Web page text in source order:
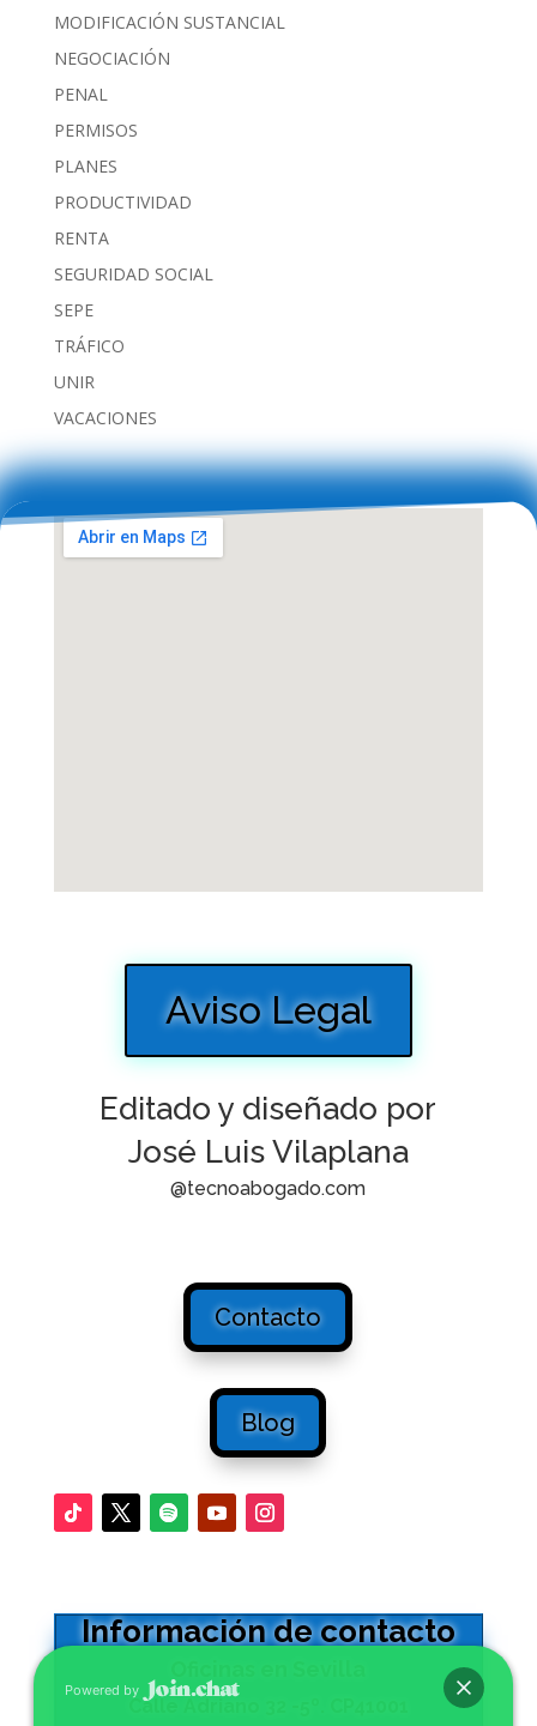
MODIFICACIÓN SUSTANCIAL
NEGOCIACIÓN
PENAL
PERMISOS
PLANES
PRODUCTIVIDAD
RENTA
SEGURIDAD SOCIAL
SEPE
TRÁFICO
UNIR
VACACIONES
Aviso Legal
Editado y diseñado por
José Luis Vilaplana
@tecnoabogado.com
Contacto
Blog
Información de contacto
Calle Adriano 32 -5º. CP41001
Powered by